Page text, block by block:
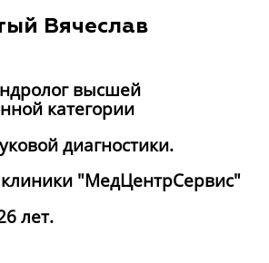
Вячеслав
высшей
категории
диагностики.
"МедЦентрСервис"
лет.